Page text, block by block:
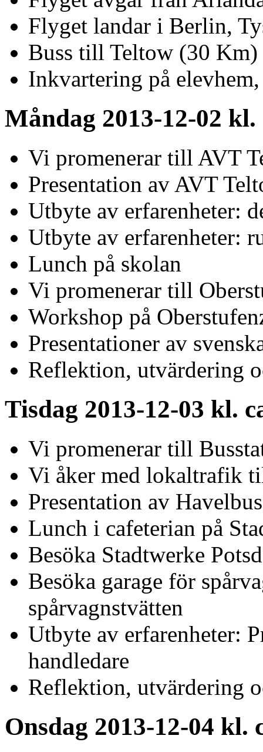
Flyget landar i Berlin,
Buss till Teltow (30 Km)
Inkvartering på
Måndag 2013-12-02 kl.
Vi promenerar till AVT
Presentation av AVT
Utbyte av erfarenheter:
Utbyte av erfarenheter:
Lunch på skolan
Vi promenerar till
Workshop på
Presentationer av
Reflektion, utvärdering
Tisdag 2013-12-03 kl.
Vi promenerar till
Vi åker med lokaltrafik
Presentation av
Lunch i cafeterian på
Besöka Stadtwerke
Besöka garage för
spårvagnstvätten
Utbyte av erfarenheter:
handledare
Reflektion, utvärdering
Onsdag 2013-12-04 kl.